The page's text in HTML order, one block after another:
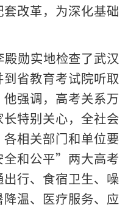
改革，为深化基础
勋实地检查了武汉
省教育考试院听取
强调，高考关系万
特别关心，全社会
相关部门和单位要
和公平”两大高考
行、食宿卫生、噪
温、医疗服务、应